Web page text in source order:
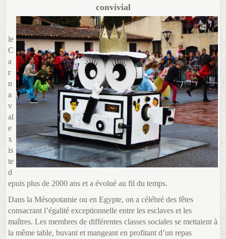
convivial
le
C
a
r
n
a
v
al
e
x
is
te
d
epuis plus de 2000 ans et a évolué au fil du temps.
Dans la Mésopotamie ou en Egypte, on a célébré des fêtes
consacrant l’égalité exceptionnelle entre les esclaves et les
maîtres. Les membres de différentes classes sociales se mettaient à
la même table, buvant et mangeant en profitant d’un repas